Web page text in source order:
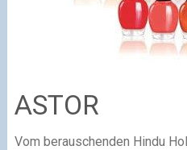
ASTOR
Vom berauschenden Hindu